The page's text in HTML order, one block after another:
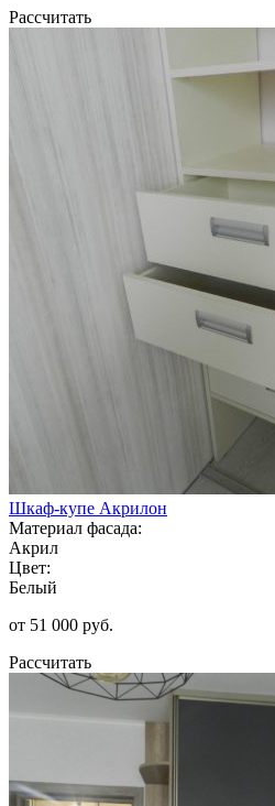
Рассчитать
Шкаф-купе Акрилон
Материал фасада:
Акрил
Цвет:
Белый
от 51 000 руб.
Рассчитать